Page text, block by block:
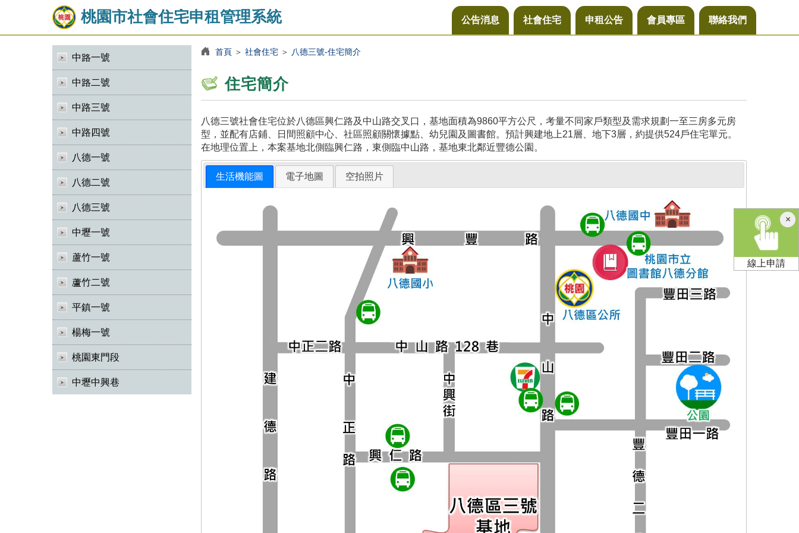
桃園市社會住宅申租管理系統 公告消息 社會住宅 申租公告 會員專區 聯絡我們
中路一號
中路二號
中路三號
中路四號
八德一號
八德二號
八德三號
中壢一號
蘆竹一號
蘆竹二號
平鎮一號
楊梅一號
桃園東門段
中壢中興巷
首頁＞ 社會住宅＞ 八德三號-住宅簡介
住宅簡介
八德三號社會住宅位於八德區興仁路及中山路交叉口，基地面積為9860平方公尺，考量不同家戶類型及需求規劃一至三房多元房
型，並配有店鋪、日間照顧中心、社區照顧關懷據點、幼兒園及圖書館。預計興建地上21層、地下3層，約提供524戶住宅單元。
在地理位置上，本案基地北側臨興仁路，東側臨中山路，基地東北鄰近豐德公園。
生活機能圖 電子地圖 空拍照片
×關
閉
線上申請